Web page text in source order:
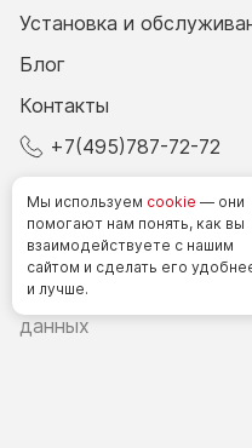
Установка и
Блог
Контакты
+7(495)787-72-72
Счетчики посетителей в
Политика в области
данных
Мы используем cookie — они
помогают нам понять, как вы
взаимодействуете с нашим
сайтом и сделать его
и лучше.